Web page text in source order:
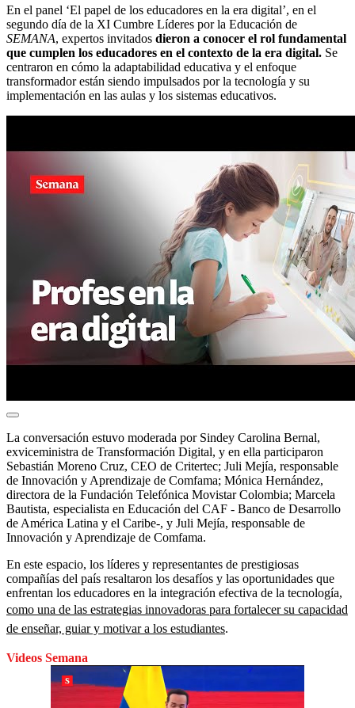
En el panel ‘El papel de los educadores en la era digital’, en el
segundo día de la XI Cumbre Líderes por la Educación de
SEMANA, expertos invitados dieron a conocer el rol fundamental
que cumplen los educadores en el contexto de la era digital. Se
centraron en cómo la adaptabilidad educativa y el enfoque
transformador están siendo impulsados por la tecnología y su
implementación en las aulas y los sistemas educativos.
La conversación estuvo moderada por Sindey Carolina Bernal,
exviceministra de Transformación Digital, y en ella participaron
Sebastián Moreno Cruz, CEO de Critertec; Juli Mejía, responsable
de Innovación y Aprendizaje de Comfama; Mónica Hernández,
directora de la Fundación Telefónica Movistar Colombia; Marcela
Bautista, especialista en Educación del CAF - Banco de Desarrollo
de América Latina y el Caribe-, y Juli Mejía, responsable de
Innovación y Aprendizaje de Comfama.
En este espacio, los líderes y representantes de prestigiosas
compañías del país resaltaron los desafíos y las oportunidades que
enfrentan los educadores en la integración efectiva de la tecnología,
como una de las estrategias innovadoras para fortalecer su capacidad
de enseñar, guiar y motivar a los estudiantes.
Videos Semana